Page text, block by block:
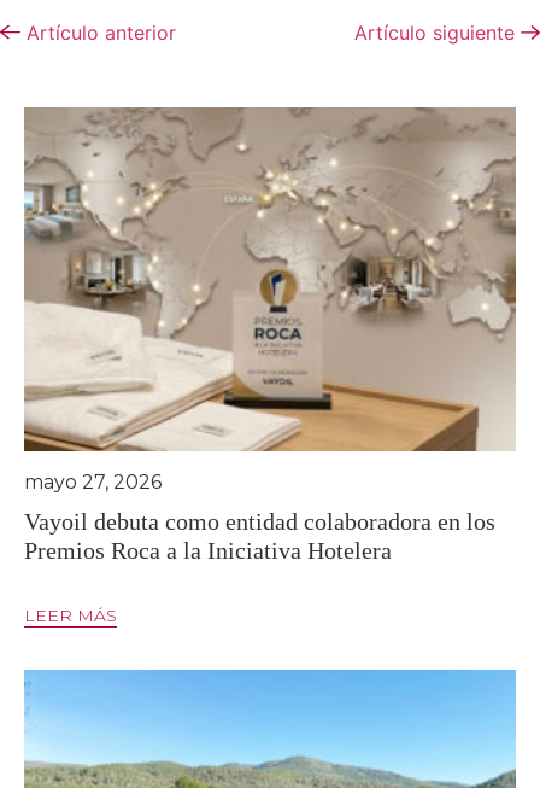
Artículo anterior Artículo siguiente
Vayoil debuta como entidad colaboradora en los
Premios Roca a la Iniciativa Hotelera
mayo 27, 2026
LEER MÁS